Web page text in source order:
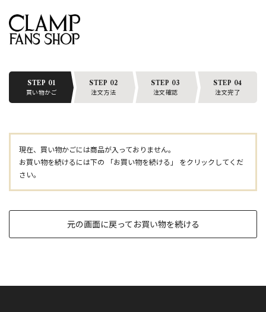
STEP 01
買い物かご
STEP 02
注文方法
STEP 03
注文確認
STEP 04
注文完了
現在、買い物かごには商品が入っておりません。
お買い物を続けるには下の 「お買い物を続ける」 をクリックしてくだ
さい。
元の画面に戻ってお買い物を続ける